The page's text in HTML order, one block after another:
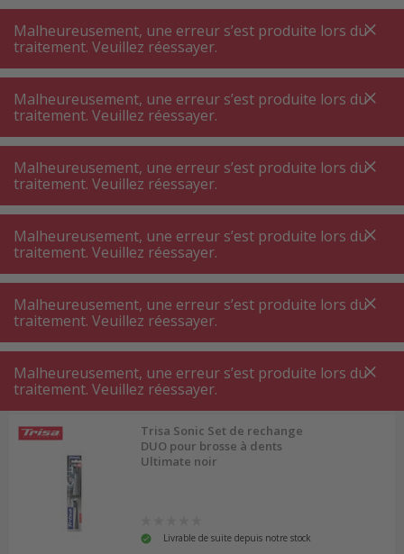
A +++
A+++
A +++
A+++
MyPost
MyPost
MENU RECHERCHE
Soins buccodentaires ⋅ soins dentaires
Brosse de rechange ⋅ accessoires soins dentaires
Brosse de rechange ⋅ accessoires soins
dentaires
Filtres de produits
245 P.
Trier par
Trisa Sonic Set de rechange
DUO pour brosse à dents
Ultimate noir
Livrable de suite depuis notre stock
Malheureusement, une erreur s’est produite lors du
traitement. Veuillez réessayer.
Malheureusement, une erreur s’est produite lors du
traitement. Veuillez réessayer.
Malheureusement, une erreur s’est produite lors du
traitement. Veuillez réessayer.
Malheureusement, une erreur s’est produite lors du
traitement. Veuillez réessayer.
Malheureusement, une erreur s’est produite lors du
traitement. Veuillez réessayer.
Malheureusement, une erreur s’est produite lors du
traitement. Veuillez réessayer.